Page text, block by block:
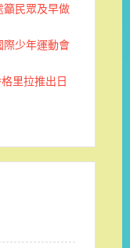
籲民眾及早做
際少年運動會
里拉推出日